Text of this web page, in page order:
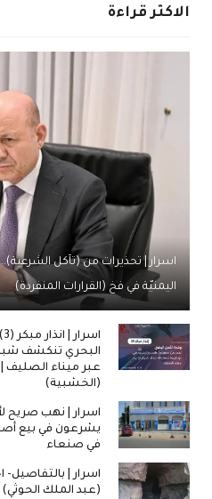
الاكثر قراءة
اسرار | تحذيرات من (تآكل
اليمنيّة في فخ (القرارات المنفردة)
البحري تنكشف
عبر ميناء الصليف |
(الخشبية)
اسرار | نهب صريح
يشرعون في بيع
في صنعاء
اسرار | بالتفاصيل-
(عبد الملك